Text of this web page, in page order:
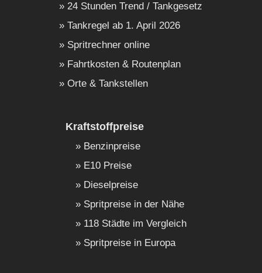
24 Stunden Trend / Tankgesetz
Tankregel ab 1. April 2026
Spritrechner online
Fahrtkosten & Routenplan
Orte & Tankstellen
Kraftstoffpreise
Benzinpreise
E10 Preise
Dieselpreise
Spritpreise in der Nähe
118 Städte im Vergleich
Spritpreise in Europa